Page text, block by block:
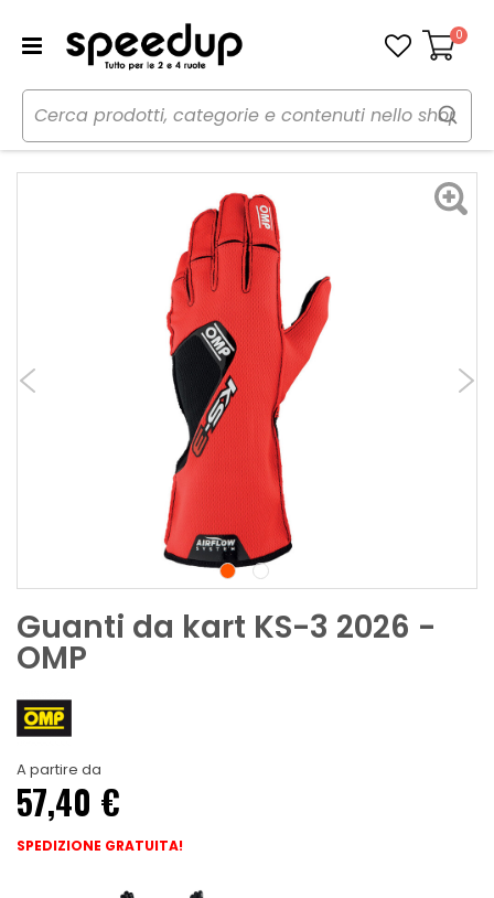
Carrello
0
Home Auto Rally-Pista-Kart
Abbigliamento
Guanti da kart KS-3 2026
Guanti da kart KS-3 2026 -
OMP
A partire da
57,40 €
SPEDIZIONE GRATUITA!